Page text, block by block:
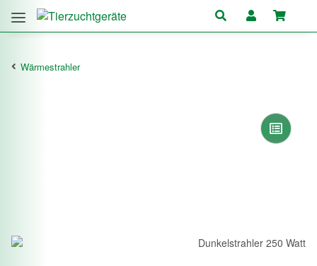
Wärmestrahler